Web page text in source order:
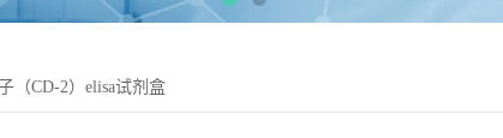
（CD-2）elisa试剂盒